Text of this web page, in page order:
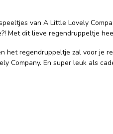
van A Little Lovely
Met dit lieve regendruppeltje
het regendruppeltje zal voor je
Company. En super leuk als